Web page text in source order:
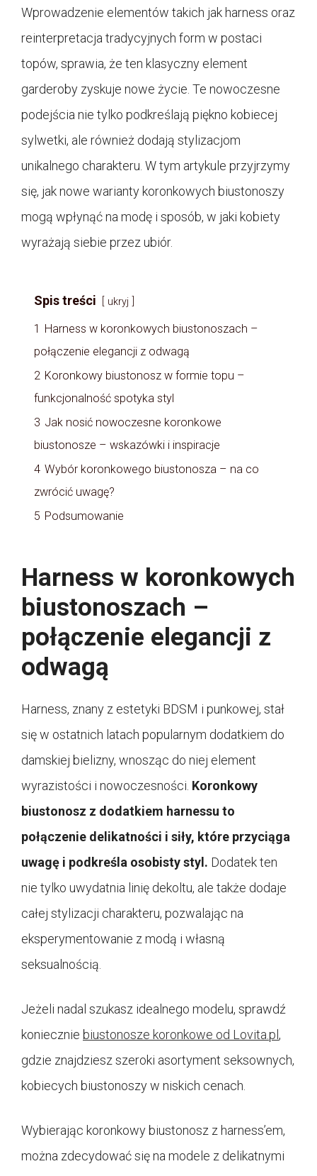
Wprowadzenie elementów takich jak harness oraz
reinterpretacja tradycyjnych form w postaci
topów, sprawia, że ten klasyczny element
garderoby zyskuje nowe życie. Te nowoczesne
podejścia nie tylko podkreślają piękno kobiecej
sylwetki, ale również dodają stylizacjom
unikalnego charakteru. W tym artykule przyjrzymy
się, jak nowe warianty koronkowych biustonoszy
mogą wpłynąć na modę i sposób, w jaki kobiety
wyrażają siebie przez ubiór.
Spis treści ukryj
1 Harness w koronkowych biustonoszach –
połączenie elegancji z odwagą
2 Koronkowy biustonosz w formie topu –
funkcjonalność spotyka styl
3 Jak nosić nowoczesne koronkowe
biustonosze – wskazówki i inspiracje
4 Wybór koronkowego biustonosza – na co
zwrócić uwagę?
5 Podsumowanie
Harness w koronkowych
biustonoszach –
połączenie elegancji z
odwagą
Harness, znany z estetyki BDSM i punkowej, stał
się w ostatnich latach popularnym dodatkiem do
damskiej bielizny, wnosząc do niej element
wyrazistości i nowoczesności. Koronkowy
biustonosz z dodatkiem harnessu to
połączenie delikatności i siły, które przyciąga
uwagę i podkreśla osobisty styl. Dodatek ten
nie tylko uwydatnia linię dekoltu, ale także dodaje
całej stylizacji charakteru, pozwalając na
eksperymentowanie z modą i własną
seksualnością.
Jeżeli nadal szukasz idealnego modelu, sprawdź
koniecznie biustonosze koronkowe od Lovita.pl ,
gdzie znajdziesz szeroki asortyment seksownych,
kobiecych biustonoszy w niskich cenach.
Wybierając koronkowy biustonosz z harness’em,
można zdecydować się na modele z delikatnymi